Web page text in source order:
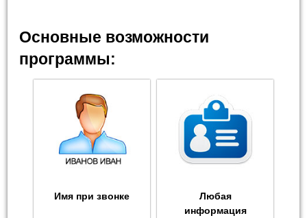
Основные возможности
программы:
Имя при звонке
Любая
информация